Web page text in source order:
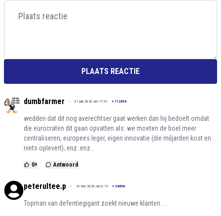
PLAATS REACTIE
dumbfarmer 01 juni 2026 om 17:31 + 112654
wedden dat dit nog averechtser gaat werken dan hij bedoelt omdat
die eurocraten dit gaan opvatten als: we moeten de boel meer
centraliseren, europees leger, eigen innovatie (die miljarden kost en
niets oplevert), enz. enz...
0+ Antwoord
peterultee.p 16 mei 2026 om 8:15 + 34656
Topman van defentiegigant zoekt nieuwe klanten. ..